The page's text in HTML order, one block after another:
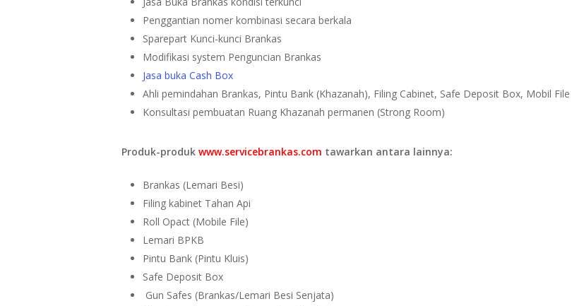
Penggantian nomer kombinasi secara berkala
Sparepart Kunci-kunci Brankas
Modifikasi system Penguncian Brankas
Jasa buka Cash Box
Ahli pemindahan Brankas, Pintu Bank (Khazanah), Filing Cabinet, Safe Deposit Box, Mobil File
Konsultasi pembuatan Ruang Khazanah permanen (Strong Room)
Produk-produkwww.servicebrankas.com tawarkan antara lainnya:
Brankas (Lemari Besi)
Filing kabinet Tahan Api
Roll Opact (Mobile File)
Lemari BPKB
Pintu Bank (Pintu Kluis)
Safe Deposit Box
Gun Safes (Brankas/Lemari Besi Senjata)